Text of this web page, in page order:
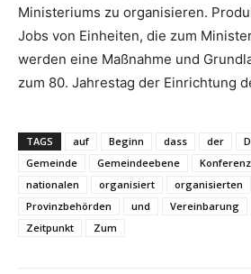
Ministeriums zu organisieren.
Jobs von Einheiten, die zum
werden eine Maßnahme und
zum 80. Jahrestag der Einrichtung
TAGS auf Beginn dass der
Gemeinde
Gemeindeebene
nationalen
organisiert organisierten
Provinzbehörden
und Vereinbarung
Zeitpunkt
Zum